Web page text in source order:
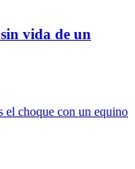
vida de un